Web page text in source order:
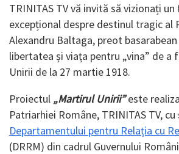
TRINITAS TV vă invită să vizionați
excepțional despre destinul tragic al
Alexandru Baltaga, preot
libertatea și viața pentru „vina” de a
Unirii de la 27 martie 1918.
Proiectul „Martirul Unirii”este
Patriarhiei Române, TRINITAS TV,
Departamentului pentru Relația cu
(DRRM) din cadrul Guvernului